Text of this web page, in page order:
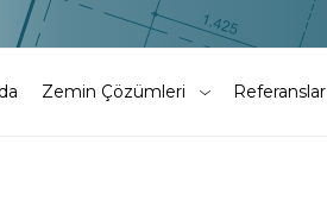
Zemin Çözümleri Referanslar